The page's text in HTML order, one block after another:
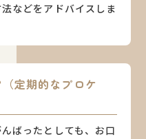
などをアドバイスしま
定期的なプロケ
ばったとしても、お口